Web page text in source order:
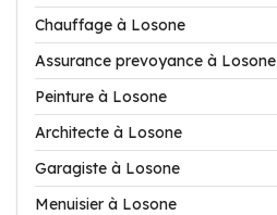
Chauffage à Losone
Assurance prevoyance à Losone
Peinture à Losone
Architecte à Losone
Garagiste à Losone
Menuisier à Losone